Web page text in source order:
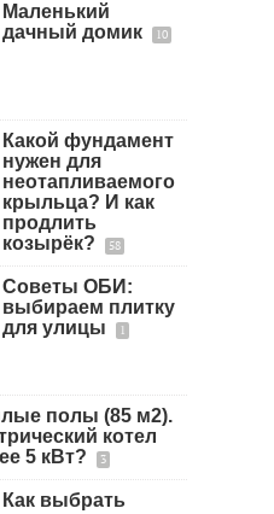
Маленький
дачный домик
10
Какой фундамент
нужен для
неотапливаемого
крыльца? И как
продлить
козырёк?
58
Советы ОБИ:
выбираем плитку
для улицы
1
полы (85 м2).
котел
5 кВт?
3
Как выбрать